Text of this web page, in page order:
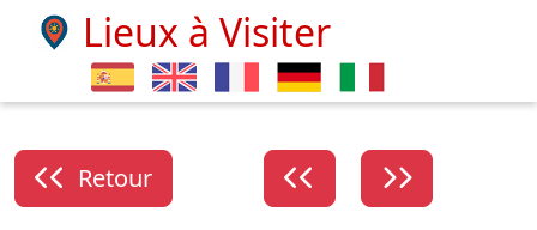
Lieux à Visiter
Retour